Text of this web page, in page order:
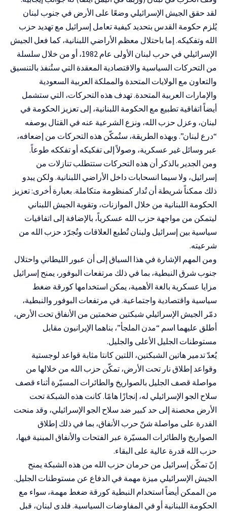
لقد حقق الجيش الإسرائيلي وضعًا على الأرض في جنوب لبنان
يُلزم حكومة القدس بتحديد كيفية تعامل إسرائيل مع تهديد حزب
الله وتفكيكه. إما باحتلال معظم الأراضي اللبنانية، كما فعل الجيش
الإسرائيلي في حرب لبنان الأولى عام 1982، أو من خلال سلسلة
من التحركات السياسية والاقتصادية المعقدة التي ستُنفذ بالتنسيق
والتعاون مع الولايات المتحدة والمملكة العربية السعودية
والإمارات العربية المتحدة. تهدف هذه التحركات، التي ستشمل
أيضاً اتفاقية تطبيع مع الحكومة اللبنانية، إلى تعزيز الحكومة في
لبنان، وعزل حزب الله، ونزع الشرعية عنه في القتال بوصفه
“درع لبنان”. وبهذه الطريقة، ستُمكّن هذه التحركات من إضعافه،
عبر وسائل غير عسكرية، وصولاً إلى تفكيكه أو تفككه طوعاً.
ومن الجدير بالذكر أن هذه التحركات ستتطلب تنازلات من
إسرائيل، ولا سيما انسحابات داخل الأراضي اللبنانية. ولكن يبدو
ذلك ممكناً شريطة أن تُدار كمنظومة متكاملة. بعبارة أخرى: تعزيز
الحكومة اللبنانية من خلال الموازنات، وتقوية الجيش اللبناني
ليتمكن من مواجهة حزب الله عسكرياً، بالإضافة إلى اتفاقيات
سياسية بين إسرائيل ولبنان تُطبع العلاقات وتُجرّد حزب الله من
شرعيته.
ومن المهم الإشارة في هذا السياق إلى أن عبور الليطاني واحتلال
جنوب شرق النبطية، بما في ذلك مرتفعات البوفور، يمنح إسرائيل
مزايا عسكرية بالغة الأهمية، يمكن استخدامها كورقة ضغط
سياسية واقتصادية واجتماعية. في مرتفعات البوفور والنبطية،
دمّر الجيش الإسرائيلي شبكتين ضخمتين من الأنفاق تحت الأرض،
أطلق عليهما اسم “مدن الملجأ”، بناهما الإيرانيون مقابل
مستوطنات الجليل الأعلى والجليل.
يُعدّ تدمير هاتين الشبكتين، اللتين كانتا مثابة قواعد لوجستية
وقواعد إطلاق نار تحت الأرض، تمكّن حزب الله من خلالها من
مواصلة قصف الجليل بالصواريخ والطائرات المسيّرة أثناء قصف
سلاح الجو الإسرائيلي له، إنجازًا هامًا. كانت هذه الشبكة تحت
الأرض محصنة إلى حد كبير ضد سلاح الجو الإسرائيلي، وقد منحت
القدرة على مواصلة شنّ حرب الأنفاق، بما في ذلك إطلاق
الصواريخ والطائرات المسيّرة عبر الفتحات والأنفاق المبنية فيها،
حزب الله قدرة عالية على البقاء.
إنّ تمكّن إسرائيل من حرمان حزب الله من هذه الشبكة يمنح
الجيش الإسرائيلي ميزة مهمة في الدفاع عن مستوطنات الجليل.
من الممكن أيضاً استخدام النبطية كورقة ضغط مهمة، سواء مع
الحكومة اللبنانية أو في المفاوضات السياسية. فلدى لبنان، قبل